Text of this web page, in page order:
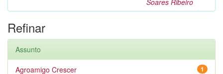
Soares Ribeiro
Refinar
Assunto
1
Agroamigo Crescer